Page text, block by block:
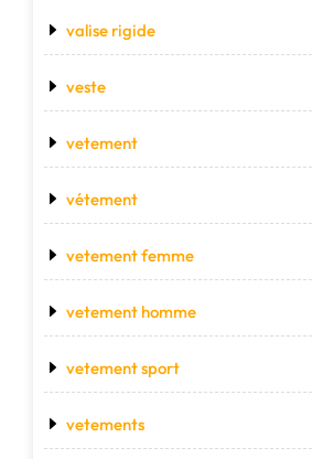
valise rigide
veste
vetement
vétement
vetement femme
vetement homme
vetement sport
vetements